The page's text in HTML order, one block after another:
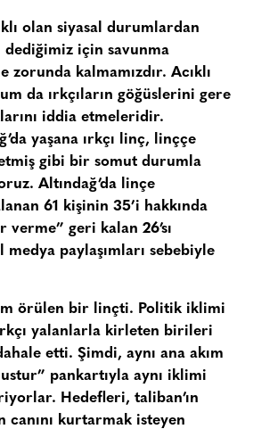
olan siyasal durumlardan
dediğimiz için savunma
zorunda kalmamızdır. Acıklı
da ırkçıların göğüslerini gere
iddia etmeleridir.
yaşana ırkçı linç, linççe
gibi bir somut durumla
Altındağ’da linçe
61 kişinin 35’i hakkında
verme” geri kalan 26’sı
medya paylaşımları sebebiyle
örülen bir linçti. Politik iklimi
yalanlarla kirleten birileri
etti. Şimdi, aynı ana akım
pankartıyla aynı iklimi
Hedefleri, taliban’ın
kurtarmak isteyen